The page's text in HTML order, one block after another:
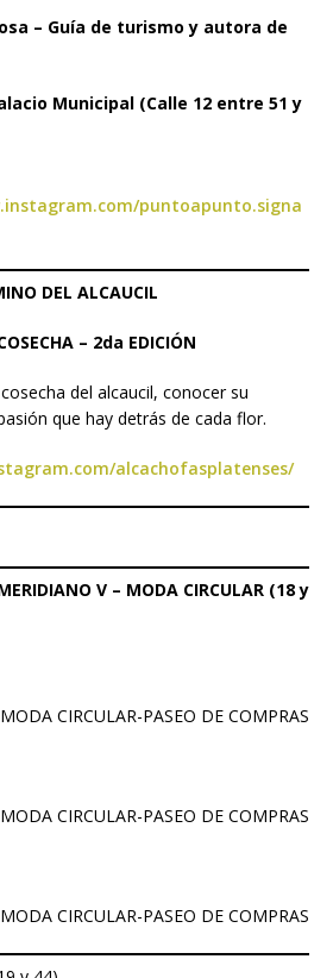
– Guía de turismo y autora de
Municipal (Calle 12 entre 51 y
puntoapunto.signa
DEL ALCAUCIL
– 2da EDICIÓN
del alcaucil, conocer su
que hay detrás de cada flor.
alcachofasplatenses/
V – MODA CIRCULAR (18 y
CIRCULAR-PASEO DE COMPRAS
CIRCULAR-PASEO DE COMPRAS
CIRCULAR-PASEO DE COMPRAS